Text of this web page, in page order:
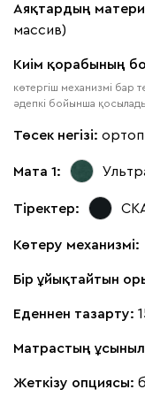
Аяқтардың
массив)
Киім қорабының
көтергіш механизмі бар
әдепкі бойынша
Төсек негізі:
Мата 1:
Тіректер:
Көтеру механизмі:
Бір ұйықтайтын
Еденнен тазарту:
Матрастың
Жеткізу опциясы: